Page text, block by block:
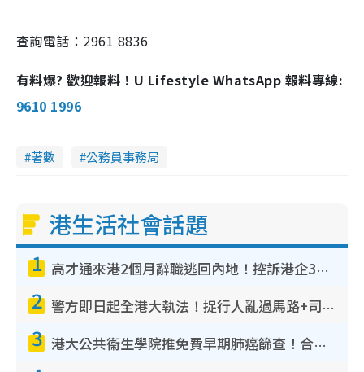
查詢電話：2961 8836
有料爆? 歡迎報料！U Lifestyle WhatsApp 報料專線:
9610 1996
著數 公務員事務局
港生活社會話題
1 高才通來港2個月辭職逃回內地！控訴港企3宗罪 歎微管理極窒息
2 警方即日起全港大執法！捉行人亂過馬路+司機不專注駕駛！亂過馬路罰$2000
3 港大公共衞生學院推免費早期肺癌篩查！合資格人士將獲全額資助定期血液化驗／電腦斷層掃描／風險評估